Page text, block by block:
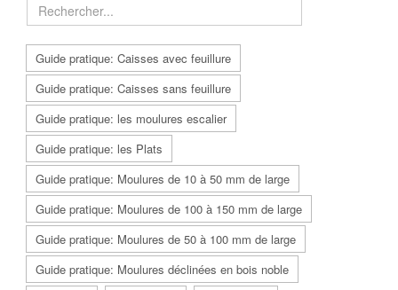
Guide pratique: Caisses avec feuillure
Guide pratique: Caisses sans feuillure
Guide pratique: les moulures escalier
Guide pratique: les Plats
Guide pratique: Moulures de 10 à 50 mm de large
Guide pratique: Moulures de 100 à 150 mm de large
Guide pratique: Moulures de 50 à 100 mm de large
Guide pratique: Moulures déclinées en bois noble